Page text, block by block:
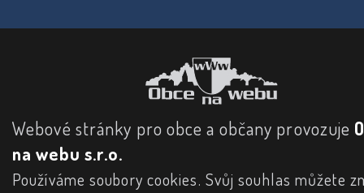
Webové stránky pro obce a občany provozuje
na webu s.r.o.
Používáme soubory cookies. Svůj souhlas můžete